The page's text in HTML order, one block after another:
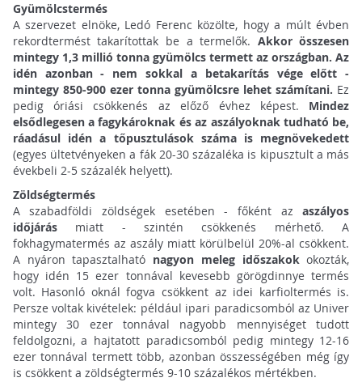
Gyümölcstermés
A szervezet elnöke, Ledó Ferenc közölte, hogy a múlt évben
rekordtermést takarítottak be a termelők. Akkor összesen
mintegy 1,3 millió tonna gyümölcs termett az országban. Az
idén azonban - nem sokkal a betakarítás vége előtt -
mintegy 850-900 ezer tonna gyümölcsre lehet számítani. Ez
pedig óriási csökkenés az előző évhez képest. Mindez
elsődlegesen a fagykároknak és az aszályoknak tudható be,
ráadásul idén a tőpusztulások száma is megnövekedett
(egyes ültetvényeken a fák 20-30 százaléka is kipusztult a más
évekbeli 2-5 százalék helyett).
Zöldségtermés
A szabadföldi zöldségek esetében - főként azaszályos
időjárásmiatt - szintén csökkenés mérhető. A
fokhagymatermés az aszály miatt körülbelül 20%-al csökkent.
A nyáron tapasztalható nagyon meleg időszakokokozták,
hogy idén 15 ezer tonnával kevesebb görögdinnye termés
volt. Hasonló oknál fogva csökkent az idei karfioltermés is.
Persze voltak kivételek: például ipari paradicsomból az Univer
mintegy 30 ezer tonnával nagyobb mennyiséget tudott
feldolgozni, a hajtatott paradicsomból pedig mintegy 12-16
ezer tonnával termett több, azonban összességében még így
is csökkent a zöldségtermés 9-10 százalékos mértékben.